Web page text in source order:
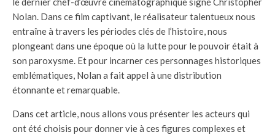
Nolan. Dans ce film captivant, le réalisateur talentueux nous
entraîne à travers les périodes clés de l’histoire, nous
plongeant dans une époque où la lutte pour le pouvoir était à
son paroxysme. Et pour incarner ces personnages historiques
emblématiques, Nolan a fait appel à une distribution
étonnante et remarquable.
Dans cet article, nous allons vous présenter les acteurs qui
ont été choisis pour donner vie à ces figures complexes et